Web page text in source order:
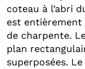
coteau à l’abri
est entièrement
de charpente.
plan
superposées.